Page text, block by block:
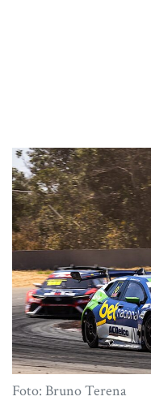
Foto: Bruno Terena